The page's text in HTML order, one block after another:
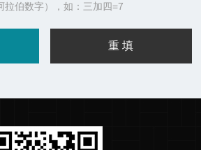
拉伯数字），如：三加四=7